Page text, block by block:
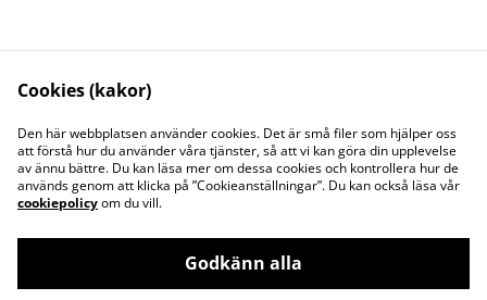
Kontakt
Juridisk information
Integritetspolicy
Cookiepolicy
Cookies (kakor)
Den här webbplatsen använder cookies. Det är små filer som hjälper oss
att förstå hur du använder våra tjänster, så att vi kan göra din upplevelse
av ännu bättre. Du kan läsa mer om dessa cookies och kontrollera hur de
används genom att klicka på ”Cookieanställningar”. Du kan också läsa vår
cookiepolicyom du vill.
Godkänn alla